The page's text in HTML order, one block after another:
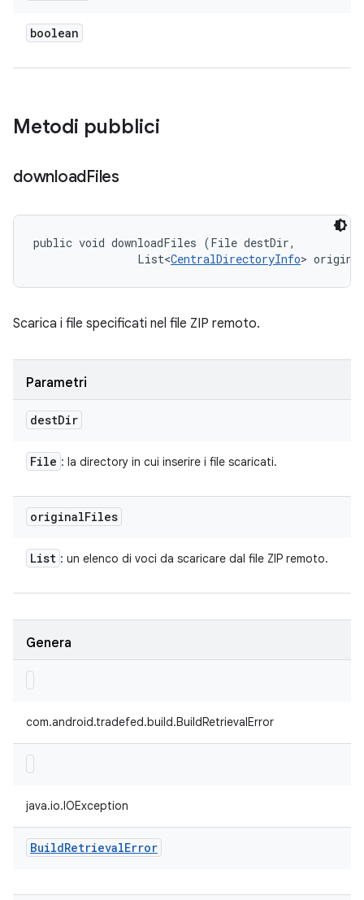
boolean
Metodi pubblici
downloadFiles
public void downloadFiles (File destDir,
                List<
CentralDirectoryInfo>
Scarica i file specificati nel file ZIP remoto.
Parametri
destDir
File : la directory in cui inserire i file scaricati.
originalFiles
List : un elenco di voci da scaricare dal file ZIP remoto.
Genera
com.android.tradefed.build.BuildRetrievalError
java.io.IOException
BuildRetrievalError